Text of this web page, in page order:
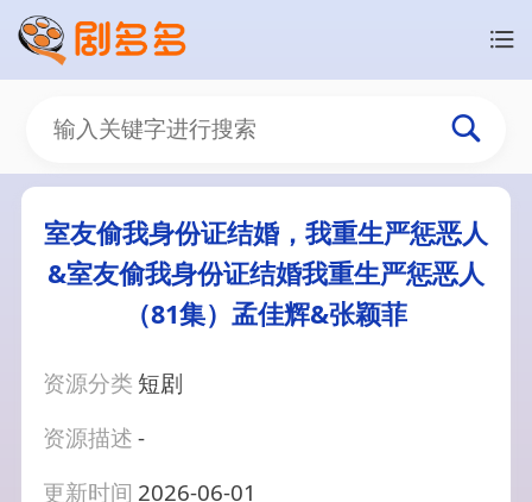
室友偷我身份证结婚，我重生严惩恶人
&室友偷我身份证结婚我重生严惩恶人
（81集）孟佳辉&张颖菲
资源分类 短剧
资源描述-
更新时间 2026-06-01